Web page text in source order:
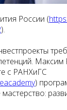
России (
).
Максим
с РАНХиГС
)